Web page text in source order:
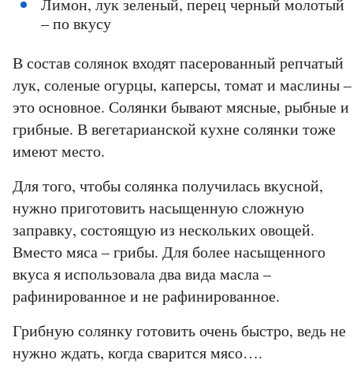
Лимон, лук зеленый, перец черный молотый
– по вкусу
В состав солянок входят пасерованный репчатый
лук, соленые огурцы, каперсы, томат и маслины –
это основное. Солянки бывают мясные, рыбные и
грибные. В вегетарианской кухне солянки тоже
имеют место.
Для того, чтобы солянка получилась вкусной,
нужно приготовить насыщенную сложную
заправку, состоящую из нескольких овощей.
Вместо мяса – грибы. Для более насыщенного
вкуса я использовала два вида масла –
рафинированное и не рафинированное.
Грибную солянку готовить очень быстро, ведь не
нужно ждать, когда сварится мясо….